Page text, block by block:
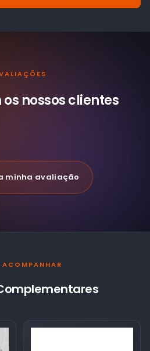
nossosclientes
minha avaliação
ACOMPANHAR